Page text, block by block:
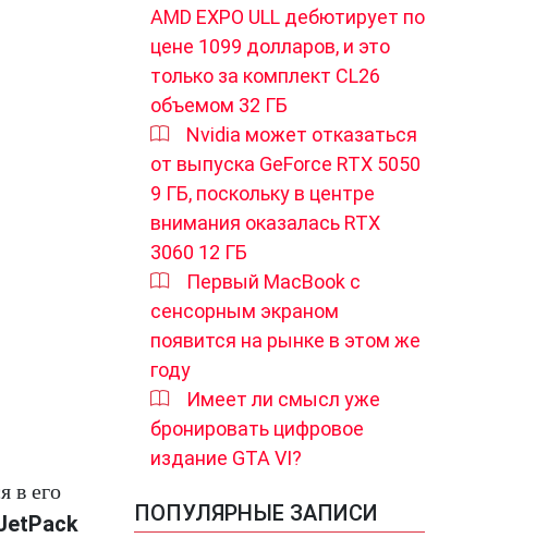
в его
AMD EXPO ULL дебютирует по
цене 1099 долларов, и это
только за комплект CL26
объемом 32 ГБ
Nvidia может отказаться
от выпуска GeForce RTX 5050
9 ГБ, поскольку в центре
внимания оказалась RTX
3060 12 ГБ
Первый MacBook с
сенсорным экраном
появится на рынке в этом же
году
Имеет ли смысл уже
бронировать цифровое
издание GTA VI?
ПОПУЛЯРНЫЕ ЗАПИСИ